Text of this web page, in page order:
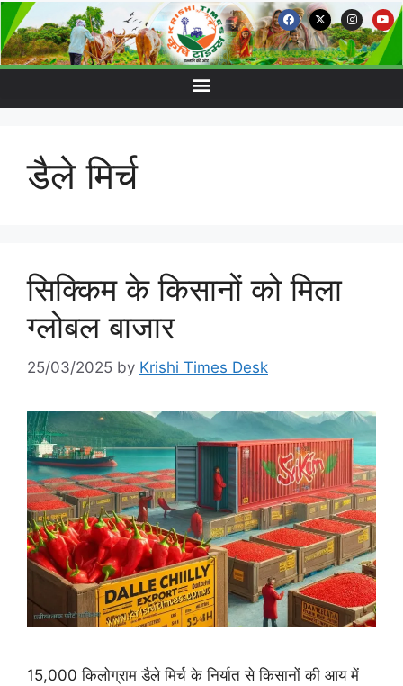
डैले मिर्च
सिक्किम के किसानों को मिला
ग्लोबल बाजार
25/03/2025 by Krishi Times Desk
15,000 किलोग्राम डैले मिर्च के निर्यात से किसानों की आय में